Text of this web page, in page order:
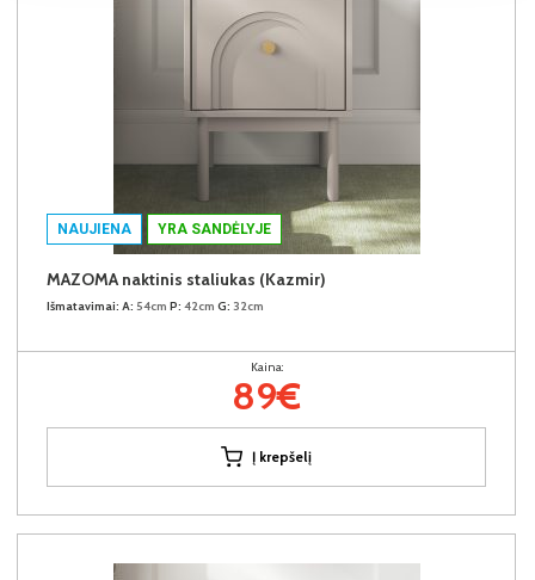
NAUJIENA YRA SANDĖLYJE
MAZOMA naktinis staliukas (Kazmir)
Išmatavimai: A: 54cm P: 42cm G: 32cm
Kaina:
89€
Į krepšelį